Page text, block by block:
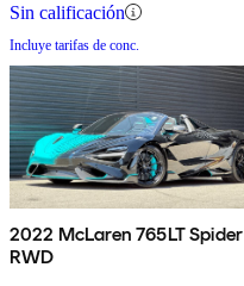
Sin calificación
Incluye tarifas de conc.
2022 McLaren 765LT Spider
RWD